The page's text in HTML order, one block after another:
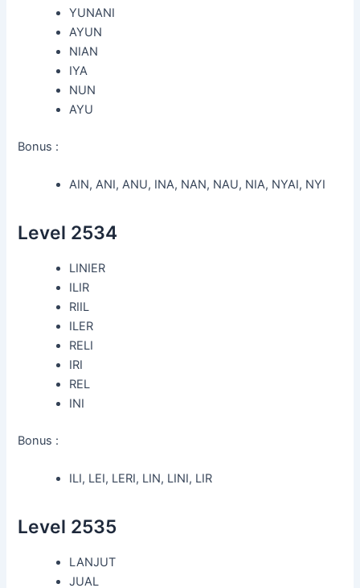
YUNANI
AYUN
NIAN
IYA
NUN
AYU
Bonus :
AIN, ANI, ANU, INA, NAN, NAU, NIA, NYAI, NYI
Level 2534
LINIER
ILIR
RIIL
ILER
RELI
IRI
REL
INI
Bonus :
ILI, LEI, LERI, LIN, LINI, LIR
Level 2535
LANJUT
JUAL